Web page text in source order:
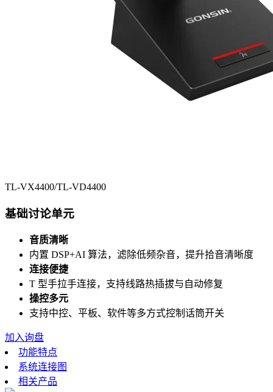
TL-VX4400/TL-VD4400
基础讨论单元
音质清晰
内置 DSP+AI 算法，滤除低频杂音，提升拾音清晰度
连接便捷
T 型手拉手连接，支持线路热插拔与自动修复
操控多元
支持中控、平板、软件等多方式控制话筒开关
加入询盘
功能特点
系统连接图
相关产品